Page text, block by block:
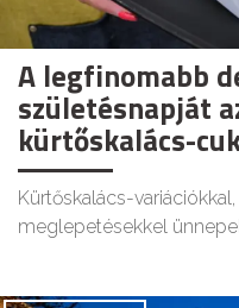
A legfinomabb
születésnapját
kürtőskalács-
Kürtőskalács-
meglepetésekkel